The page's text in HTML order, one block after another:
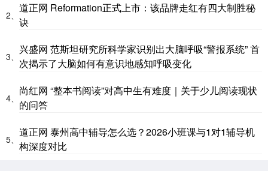
2、
道正网 Reformation正式上市：该品牌走红有四大制胜秘
诀
3、
兴盛网 范斯坦研究所科学家识别出大脑呼吸“警报系统” 首
次揭示了大脑如何有意识地感知呼吸变化
4、
尚红网 “整本书阅读”对高中生有难度｜关于少儿阅读现状
的问答
5、
道正网 泰州高中辅导怎么选？2026小班课与1对1辅导机
构深度对比